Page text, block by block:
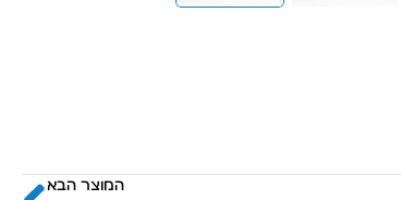
המוצר הבא